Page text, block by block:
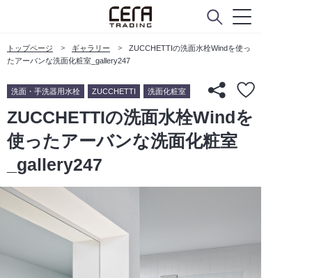
トップページ ギャラリー
ZUCCHETTIの洗面水栓Windを使っ
たアーバンな洗面化粧室_gallery247
洗面・手洗器用水栓 ZUCCHETTI 洗面化粧室
ZUCCHETTIの洗面水栓Windを
使ったアーバンな洗面化粧室
_gallery247